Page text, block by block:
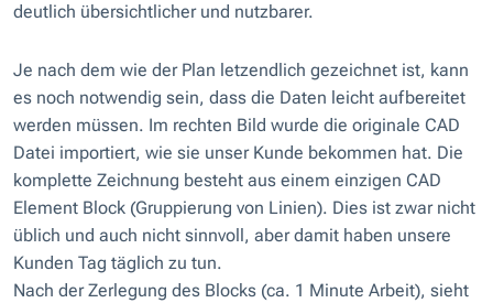
deutlich übersichtlicher und nutzbarer.
Je nach dem wie der Plan letzendlich gezeichnet ist, kann
es noch notwendig sein, dass die Daten leicht aufbereitet
werden müssen. Im rechten Bild wurde die originale CAD
Datei importiert, wie sie unser Kunde bekommen hat. Die
komplette Zeichnung besteht aus einem einzigen CAD
Element Block (Gruppierung von Linien). Dies ist zwar nicht
üblich und auch nicht sinnvoll, aber damit haben unsere
Kunden Tag täglich zu tun.
Nach der Zerlegung des Blocks (ca. 1 Minute Arbeit), sieht